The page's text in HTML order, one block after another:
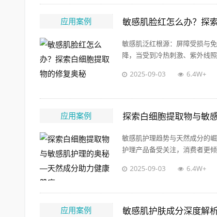
应用案例 敏感肌脸红怎么办？探
敏感肌泛红根源：屏障受损与
降，当受到冷热刺激、紫外线
2025-09-03 6.4W+
应用案例 探索白细胞提取物与敏
敏感肌护理趋势与天然成分的
护理产品备受关注，消费者更
2025-09-03 6.4W+
应用案例 敏感肌护肤成分深度解